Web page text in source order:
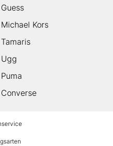
Guess
Michael Kors
Tamaris
Ugg
Puma
Converse